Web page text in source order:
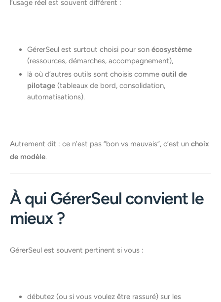
l’usage réel est souvent différent :
GérerSeul est surtout choisi pour son écosystème
(ressources, démarches, accompagnement),
là où d’autres outils sont choisis comme outil de
pilotage (tableaux de bord, consolidation,
automatisations).
Autrement dit : ce n’est pas “bon vs mauvais”, c’est un choix
de modèle.
À qui GérerSeul convient le
mieux ?
GérerSeul est souvent pertinent si vous :
débutez (ou si vous voulez être rassuré) sur les